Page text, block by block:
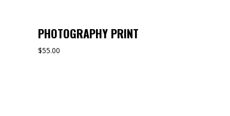
PHOTOGRAPHY PRINT
$55.00